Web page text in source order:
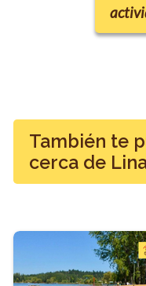
También te
cerca de